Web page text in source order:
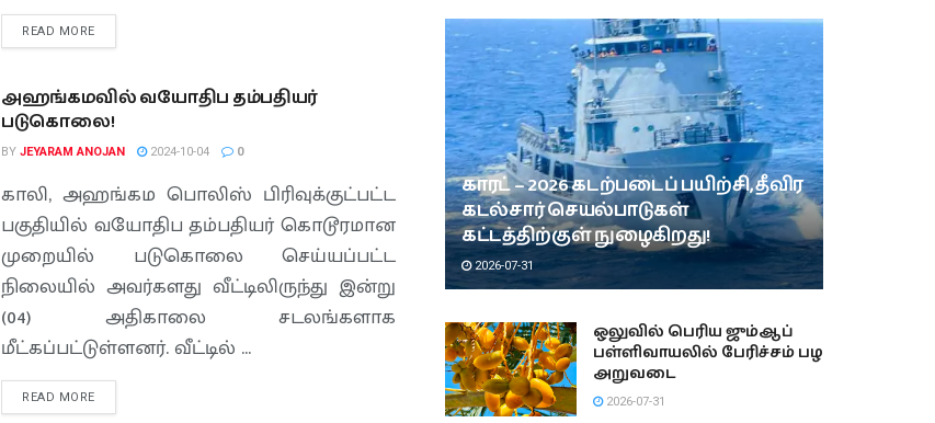
READ MORE
அஹங்கமவில் வயோதிப தம்பதியர்
படுகொலை!
BY JEYARAM ANOJAN 2024-10-04 0
காலி, அஹங்கம பொலிஸ் பிரிவுக்குட்பட்ட
பகுதியில் வயோதிப தம்பதியர் கொடூரமான
முறையில் படுகொலை செய்யப்பட்ட
நிலையில் அவர்களது வீட்டிலிருந்து இன்று
(04) அதிகாலை சடலங்களாக
மீட்கப்பட்டுள்ளனர். வீட்டில் ...
READ MORE
காரட் – 2026 கடற்படைப் பயிற்சி, தீவிர
கடல்சார் செயல்பாடுகள்
கட்டத்திற்குள் நுழைகிறது!
2026-07-31
ஒலுவில் பெரிய ஜும்ஆப்
பள்ளிவாயலில் பேரிச்சம் பழ
அறுவடை
2026-07-31